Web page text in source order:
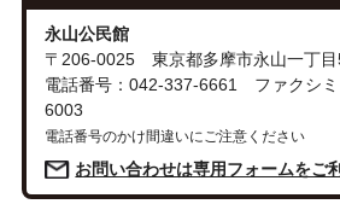
永山公民館
〒206-0025 東京都多摩市永山一丁
電話番号：042-337-6661 ファクシ
6003
電話番号のかけ間違いにご注意ください
お問い合わせは専用フォームをご